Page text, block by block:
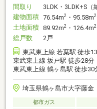
間取り
3LDK・3LDK+S（
建物面積 76.54m2 ・95.58m2
土地面積 89.92m2 ・126.4m2
総戸数
2戸
東武東上線 若葉駅 徒歩
東武東上線 坂戸駅 徒歩28分
東武東上線 鶴ヶ島駅 徒歩30
埼玉県鶴ヶ島市大字藤金
都市ガス